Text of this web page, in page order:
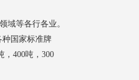
域等各行各业。
种国家标准牌
，400吨，300